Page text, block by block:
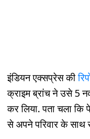
इंडियन एक्सप्रेस की
क्राइम ब्रांच ने उसे 5
कर लिया. पता चला कि
से अपने परिवार के साथ